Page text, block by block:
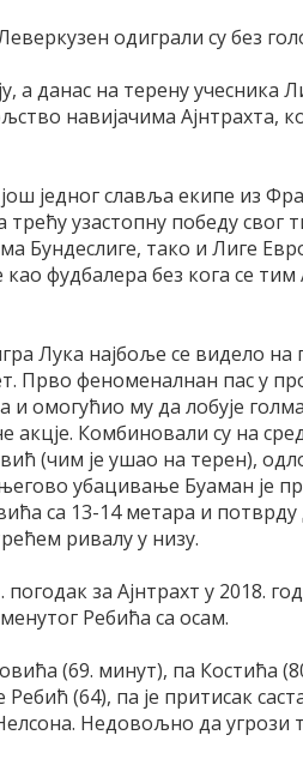
одиграли су без
а данас на терену
навијачима Ајнтрахта,
једног славља екипе из
узастопну победу свог
Бундеслиге, тако и Лиге
као фудбалера без кога се
Лука најбоље се видело
Прво феноменалнан пас у
и омогућио му да лобује
акцје. Комбиновали су на
(чим је ушао на терен),
убацивање Буаман је
са 13-14 метара и потврду
ривалу у низу.
за Ајнтрахт у 2018.
Ребића са осам.
(69. минут), па Костића
(64), па је притисак
Недовољно да угрози